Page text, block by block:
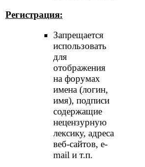
Регистрация:
Запрещается
использовать
для
отображения
на форумах
имена (логин,
имя), подписи
содержащие
нецензурную
лексику, адреса
веб-сайтов, e-
mail и т.п.